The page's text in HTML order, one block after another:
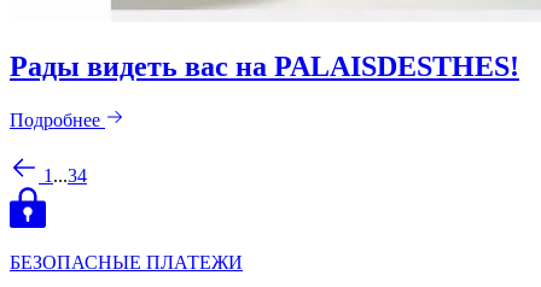
Рады видеть вас на PALAISDESTHES!
Подробнее
1 ...34
БЕЗОПАСНЫЕ ПЛАТЕЖИ